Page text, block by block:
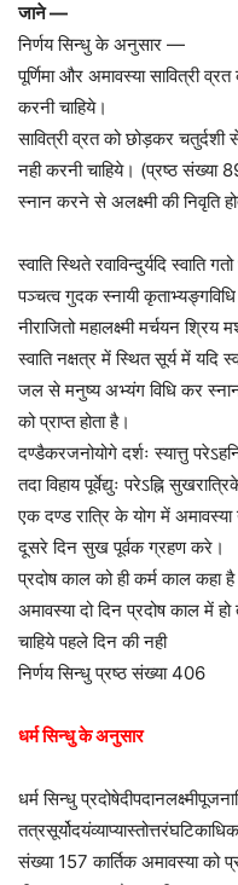
जाने —
निर्णय सिन्धु के अनुसार —
पूर्णिमा और अमावस्या सावित्री
करनी चाहिये।
सावित्री व्रत को छोड़कर चतुर्दशी
नही करनी चाहिये। (प्रष्ठ संख्या
स्नान करने से अलक्ष्मी की निवृति
स्वाति स्थिते रवाविन्दुर्यदि स्वाति
पञ्चत्व गुदक स्नायी
नीराजितो महालक्ष्मी मर्चयन
स्वाति नक्षत्र में स्थित सूर्य में यदि
जल से मनुष्य अभ्यंग विधि कर
को प्राप्त होता है।
दण्डैकरजनोयोगे दर्शः स्यात्तु
तदा विहाय पूर्वेद्युः परेऽह्नि
एक दण्ड रात्रि के योग में अमावस्या
दूसरे दिन सुख पूर्वक ग्रहण करे।
प्रदोष काल को ही कर्म काल कहा
अमावस्या दो दिन प्रदोष काल में
चाहिये पहले दिन की नही
निर्णय सिन्धु प्रष्ठ संख्या 406
धर्म सिन्धु के अनुसार
धर्म सिन्धु
संख्या 157 कार्तिक अमावस्या को